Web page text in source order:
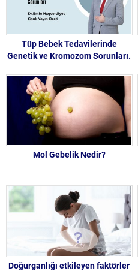
Tüp Bebek Tedavilerinde
Genetik ve Kromozom Sorunları.
Mol Gebelik Nedir?
Doğurganlığı etkileyen faktörler